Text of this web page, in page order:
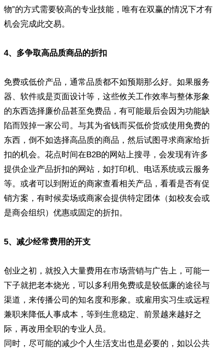
物”的方式需要较高的专业技能，唯有在双赢的情况下才有
机会完成此交易。
4、多争取高品质商品的折扣
免费或低价产品，通常品质都不如预期那么好。如果服务
器、软件或是页面设计等，这些攸关工作效率与整体形象
的东西选择廉价品甚至免费品，有可能最后会因为功能缺
陷而毁掉一家公司。与其为省钱而买低价货或使用免费的
东西，倒不如选择高品质的商品，然后试图寻求商家给折
扣的机会。花点时间在B2B的网站上搜寻，会发现有许多
提供企业产品折扣的网站，如打印机、电话系统或云服务
等。或者可以到附近的商家查看相关产品，看看是否有促
销方案，有时候卖场或商家会提供特定团体（如校友会或
是商会组织）优惠或固定的折扣。
5、减少经常费用的开支
创业之初，就投入大量费用在市场营销与广告上，可能一
下子就把老本烧光，可以多利用免费或是较低廉的途径与
渠道，来传播公司的知名度和形象。或雇用实习生或远程
兼职来降低人事成本，等到生意稳定、前景越来越好之
际，再改用全职的专业人员。
同时，尽可能的减少个人生活支出也是必要的，如以公共